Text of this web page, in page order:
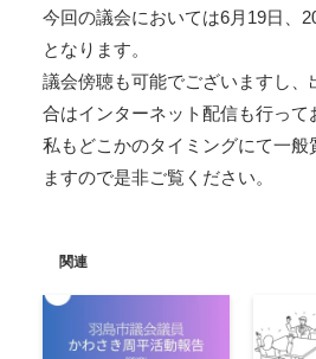
今回の議会においては6月19日、
となります。
議会傍聴も可能でございますし
合はインターネット配信も行って
私もどこかのタイミングにて一般
ますので是非ご覧ください。
関連